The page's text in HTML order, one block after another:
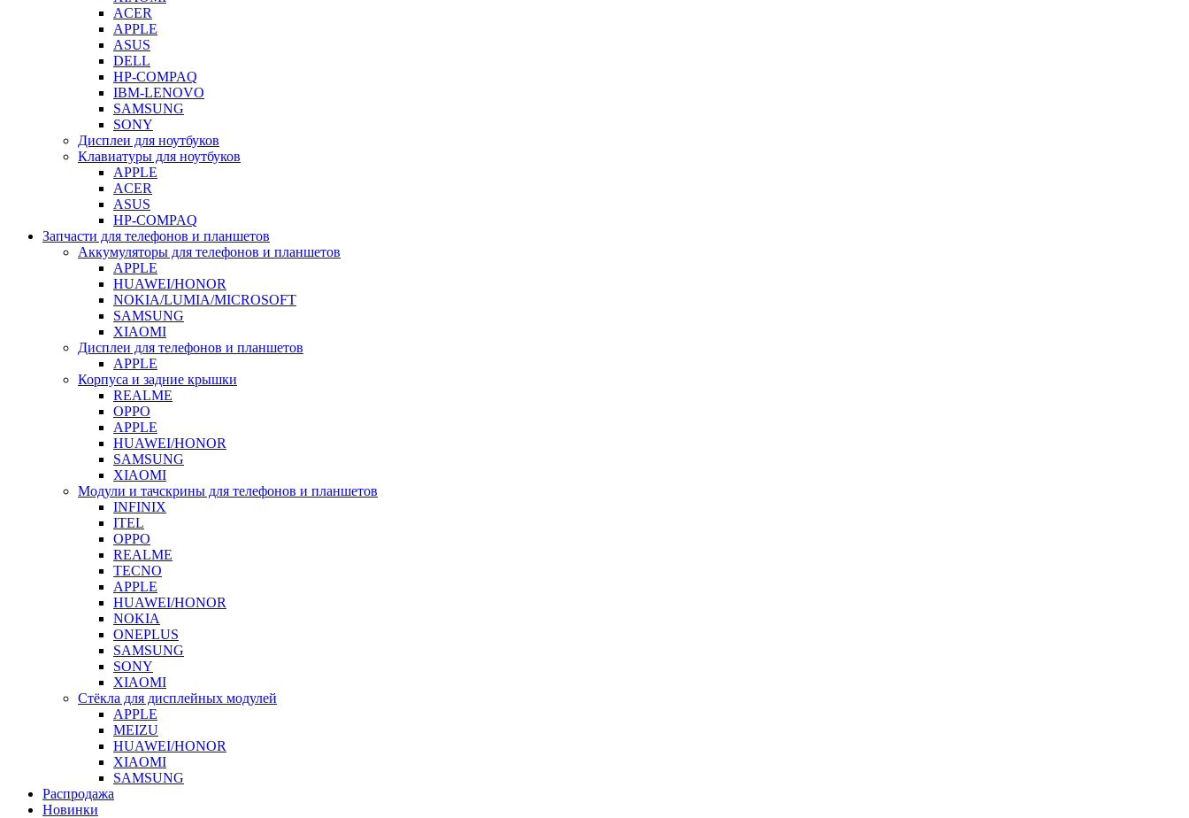
ACER
APPLE
ASUS
DELL
HP-COMPAQ
IBM-LENOVO
SAMSUNG
SONY
Дисплеи для ноутбуков
Клавиатуры для ноутбуков
APPLE
ACER
ASUS
HP-COMPAQ
Запчасти для телефонов и планшетов
Аккумуляторы для телефонов и планшетов
APPLE
HUAWEI/HONOR
NOKIA/LUMIA/MICROSOFT
SAMSUNG
XIAOMI
Дисплеи для телефонов и планшетов
APPLE
Корпуса и задние крышки
REALME
OPPO
APPLE
HUAWEI/HONOR
SAMSUNG
XIAOMI
Модули и тачскрины для телефонов и планшетов
INFINIX
ITEL
OPPO
REALME
TECNO
APPLE
HUAWEI/HONOR
NOKIA
ONEPLUS
SAMSUNG
SONY
XIAOMI
Стёкла для дисплейных модулей
APPLE
MEIZU
HUAWEI/HONOR
XIAOMI
SAMSUNG
Распродажа
Новинки